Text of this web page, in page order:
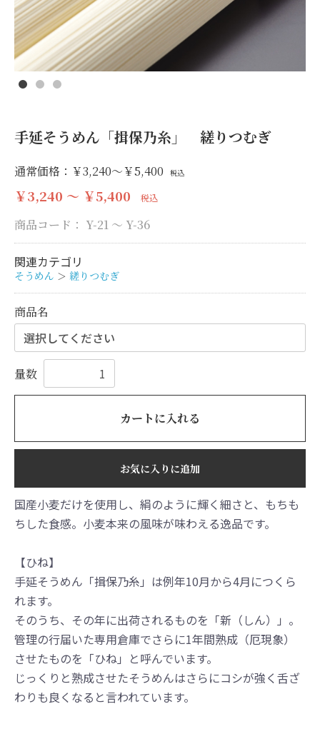
手延そうめん「揖保乃糸」 縒りつむぎ
通常価格： ￥3,240～￥5,400 税込
￥3,240 ～ ￥5,400 税込
商品コード： Y-21 ～ Y-36
関連カテゴリ
そうめん ＞ 縒りつむぎ
商品名
量数
カートに入れる
お気に入りに追加
国産小麦だけを使用し、絹のように輝く細さと、もちも
ちした食感。小麦本来の風味が味わえる逸品です。
【ひね】
⼿延そうめん「揖保乃⽷」は例年10⽉から4⽉につくら
れます。
そのうち、その年に出荷されるものを「新（しん）」。
管理の⾏届いた専⽤倉庫でさらに1年間熟成（厄現象）
させたものを「ひね」と呼んでいます。
じっくりと熟成させたそうめんはさらにコシが強く⾆ざ
わりも良くなると⾔われています。